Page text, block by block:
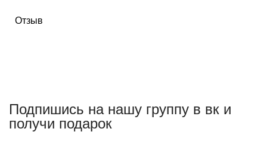
Отзыв
Подпишись на нашу группу в вк и
получи подарок